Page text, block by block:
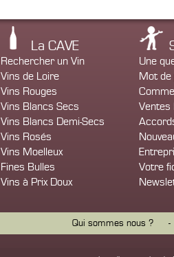
La CAVE
Rechercher un Vin
Vins de Loire
Vins Rouges
Vins Blancs Secs
Vins Blancs Demi-Secs
Vins Rosés
Vins Moelleux
Fines Bulles
Vins à Prix Doux
Une
Mot de
Ventes
Votre
Qui sommes nous ? -